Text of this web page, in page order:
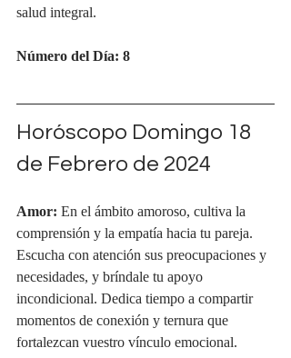
salud integral.
Número del Día: 8
Horóscopo Domingo 18
de Febrero de 2024
Amor: En el ámbito amoroso, cultiva la
comprensión y la empatía hacia tu pareja.
Escucha con atención sus preocupaciones y
necesidades, y bríndale tu apoyo
incondicional. Dedica tiempo a compartir
momentos de conexión y ternura que
fortalezcan vuestro vínculo emocional.